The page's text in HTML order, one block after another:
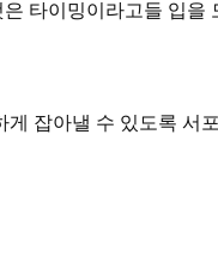
은 타이밍이라고들 입을
게 잡아낼 수 있도록 서